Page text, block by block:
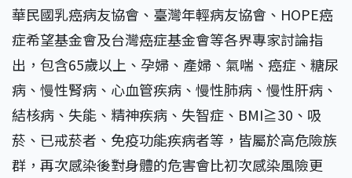
華民國乳癌病友協會、臺灣年輕病友協會、HOPE癌
症希望基金會及台灣癌症基金會等各界專家討論指
出，包含65歲以上、孕婦、產婦、氣喘、癌症、糖尿
病、慢性腎病、心血管疾病、慢性肺病、慢性肝病、
結核病、失能、精神疾病、失智症、BMI≧30、吸
菸、已戒菸者、免疫功能疾病者等，皆屬於高危險族
群，再次感染後對身體的危害會比初次感染風險更